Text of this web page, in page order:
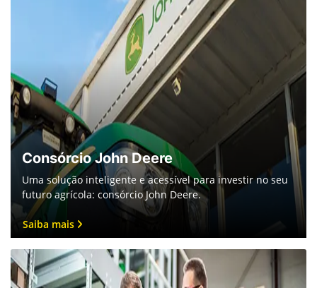
Consórcio John Deere
Uma solução inteligente e acessível para investir no seu
futuro agrícola: consórcio John Deere.
Saiba mais